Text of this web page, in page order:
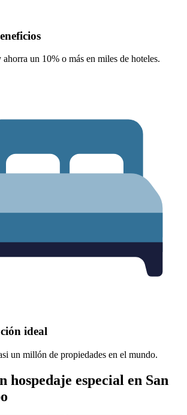
un 10% o más en miles de hoteles.
ideal
un millón de propiedades en el mundo.
hospedaje especial en San